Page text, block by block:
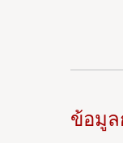
ข้อมู